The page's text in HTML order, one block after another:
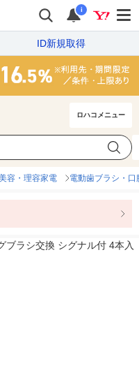
i
ID新規取得
ロハコメニュー
容・理容家電 電動歯ブラシ・口